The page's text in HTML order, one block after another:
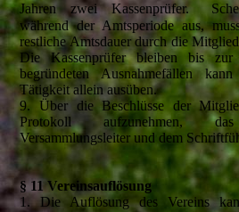
Jahren zwei Kassenprüfer.
während der Amtsperiode aus,
restliche Amtsdauer durch die
Die Kassenprüfer bleiben bis
begründeten Ausnahmefällen
Tätigkeit allein ausüben.
9. Über die Beschlüsse der
Protokoll aufzunehmen,
Versammlungsleiter und dem
§ 11 Vereinsauflösung
1. Die Auflösung des Vereins